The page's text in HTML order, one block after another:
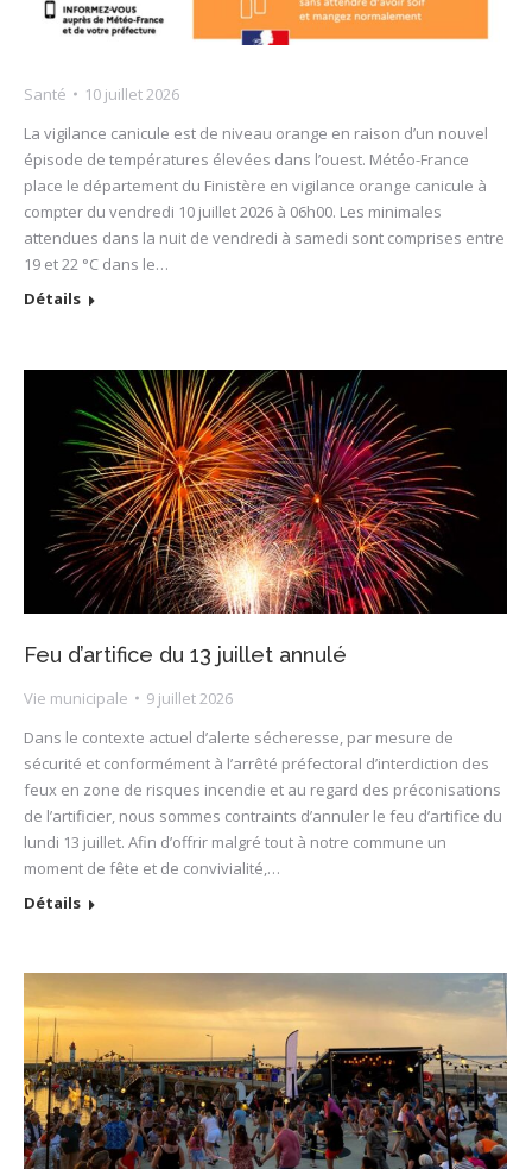
Santé
10 juillet 2026
La vigilance canicule est de niveau orange en raison d’un nouvel
épisode de températures élevées dans l’ouest. Météo-France
place le département du Finistère en vigilance orange canicule à
compter du vendredi 10 juillet 2026 à 06h00. Les minimales
attendues dans la nuit de vendredi à samedi sont comprises entre
19 et 22 °C dans le…
Détails
Feu d’artifice du 13 juillet annulé
Vie municipale
9 juillet 2026
Dans le contexte actuel d’alerte sécheresse, par mesure de
sécurité et conformément à l’arrêté préfectoral d’interdiction des
feux en zone de risques incendie et au regard des préconisations
de l’artificier, nous sommes contraints d’annuler le feu d’artifice du
lundi 13 juillet. Afin d’offrir malgré tout à notre commune un
moment de fête et de convivialité,…
Détails